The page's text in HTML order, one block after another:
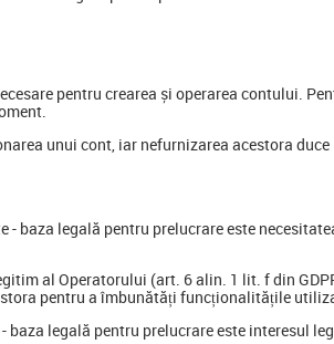
pentru crearea și operarea contului.
unui cont, iar nefurnizarea acestora
baza legală pentru prelucrare este
al Operatorului (art. 6 alin. 1 lit. f din
pentru a îmbunătăți funcționalitățile
legală pentru prelucrare este interesul